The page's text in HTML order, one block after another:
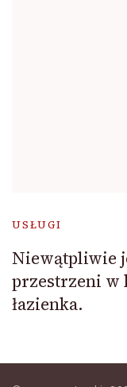
USŁUGI
Niewątpliwie
przestrzeni w
łazienka.